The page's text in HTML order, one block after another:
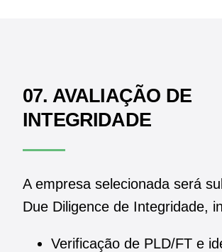
07. AVALIAÇÃO DE
INTEGRIDADE
A empresa selecionada será
Due Diligence de Integridade,
Verificação de PLD/FT e